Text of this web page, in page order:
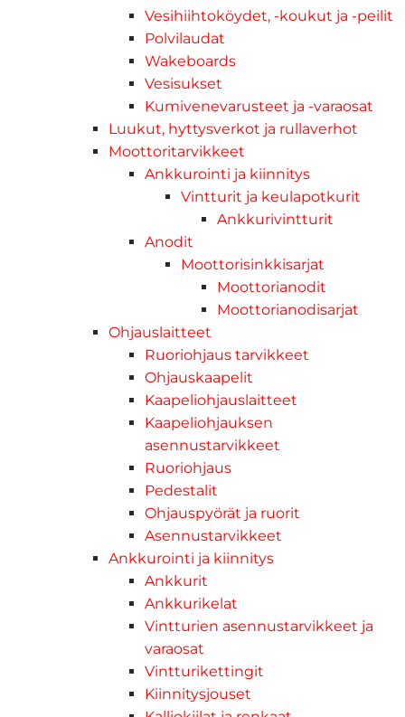
Vesihiihtoköydet, -koukut ja -peilit
Polvilaudat
Wakeboards
Vesisukset
Kumivenevarusteet ja -varaosat
Luukut, hyttysverkot ja rullaverhot
Moottoritarvikkeet
Ankkurointi ja kiinnitys
Vintturit ja keulapotkurit
Ankkurivintturit
Anodit
Moottorisinkkisarjat
Moottorianodit
Moottorianodisarjat
Ohjauslaitteet
Ruoriohjaus tarvikkeet
Ohjauskaapelit
Kaapeliohjauslaitteet
Kaapeliohjauksen
asennustarvikkeet
Ruoriohjaus
Pedestalit
Ohjauspyörät ja ruorit
Asennustarvikkeet
Ankkurointi ja kiinnitys
Ankkurit
Ankkurikelat
Vintturien asennustarvikkeet ja
varaosat
Vintturikettingit
Kiinnitysjouset